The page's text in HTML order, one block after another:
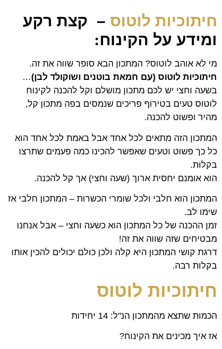
חיתוכיות לוטוס – קצת רקע
ומידע על הקינוח:
מי לא אוהב לוטוס? המתכון הבא סופר שווה את זה.
חיתוכיות לוטוס (עם חמאת בוטנים ושוקולד לבן)…
בשעה וחצי יש לכם מתכון מושלם וקל להכנה לקינוח
לוטוס טעים בטירוף פריכים שנמסים בפה מתכון קל,
מהיר ופשוט להכנה.
המתכון הזה מתאים לכל אחד אבל באמת לכל אחד הוא
כל כך פשוט וטעים שאפשר להכינו כמה פעמים שתרצו
בקלות.
הוא אומנם יחסית ארוך (שעה וחצי) אך קל להכנה.
המתכון הוא חלבי ולכל שומרי הכשרות – המתכון חלבי אז
שימו לב.
זמן ההכנה של כל המתכון הוא כשעה וחצי – אבל אנחנו
מבטיחים שזה שווה את זה!
דרגת קושי המתכון היא קלה ולכן כולם יכולים להכין אותו
בקלות רבה.
חיתוכיות לוטוס
הכמות שתצא מהמתכון הנ"ל: 14 יחידות
אז איך מכינים את הקינוח?